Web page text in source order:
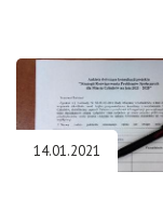
14.01.2021